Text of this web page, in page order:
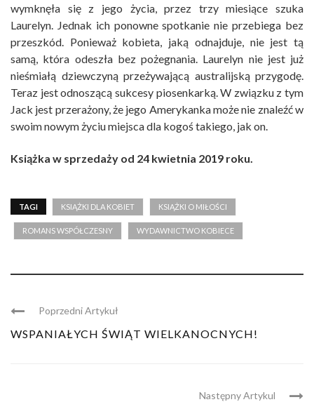
wymknęła się z jego życia, przez trzy miesiące szuka
Laurelyn. Jednak ich ponowne spotkanie nie przebiega bez
przeszkód. Ponieważ kobieta, jaką odnajduje, nie jest tą
samą, która odeszła bez pożegnania. Laurelyn nie jest już
nieśmiałą dziewczyną przeżywającą australijską przygodę.
Teraz jest odnoszącą sukcesy piosenkarką. W związku z tym
Jack jest przerażony, że jego Amerykanka może nie znaleźć w
swoim nowym życiu miejsca dla kogoś takiego, jak on.
Książka w sprzedaży od 24 kwietnia 2019 roku.
TAGI KSIĄŻKI DLA KOBIET KSIĄŻKI O MIŁOŚCI
ROMANS WSPÓŁCZESNY WYDAWNICTWO KOBIECE
Poprzedni Artykuł
WSPANIAŁYCH ŚWIĄT WIELKANOCNYCH!
Następny Artykul